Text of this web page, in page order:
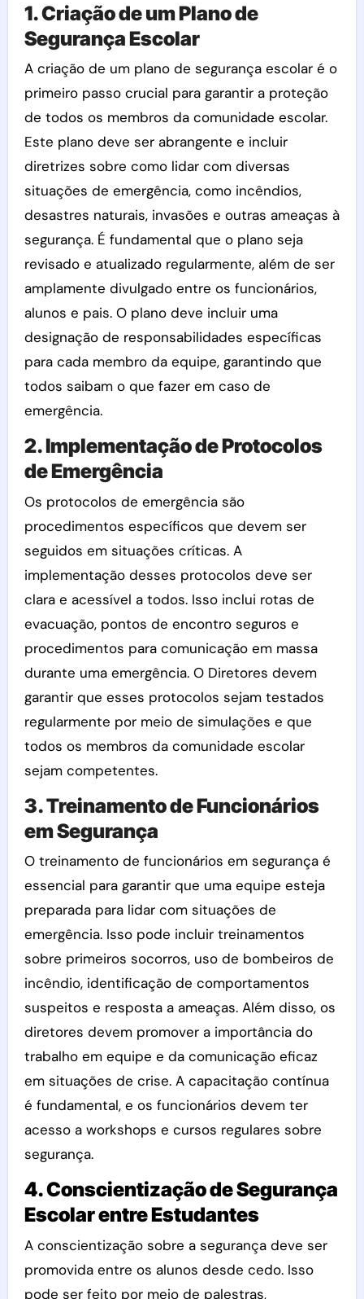
1. Criação de um Plano de
Segurança Escolar
A criação de um plano de segurança escolar é o
primeiro passo crucial para garantir a proteção
de todos os membros da comunidade escolar.
Este plano deve ser abrangente e incluir
diretrizes sobre como lidar com diversas
situações de emergência, como incêndios,
desastres naturais, invasões e outras ameaças à
segurança. É fundamental que o plano seja
revisado e atualizado regularmente, além de ser
amplamente divulgado entre os funcionários,
alunos e pais. O plano deve incluir uma
designação de responsabilidades específicas
para cada membro da equipe, garantindo que
todos saibam o que fazer em caso de
emergência.
2. Implementação de Protocolos
de Emergência
Os protocolos de emergência são
procedimentos específicos que devem ser
seguidos em situações críticas. A
implementação desses protocolos deve ser
clara e acessível a todos. Isso inclui rotas de
evacuação, pontos de encontro seguros e
procedimentos para comunicação em massa
durante uma emergência. O Diretores devem
garantir que esses protocolos sejam testados
regularmente por meio de simulações e que
todos os membros da comunidade escolar
sejam competentes.
3. Treinamento de Funcionários
em Segurança
O treinamento de funcionários em segurança é
essencial para garantir que uma equipe esteja
preparada para lidar com situações de
emergência. Isso pode incluir treinamentos
sobre primeiros socorros, uso de bombeiros de
incêndio, identificação de comportamentos
suspeitos e resposta a ameaças. Além disso, os
diretores devem promover a importância do
trabalho em equipe e da comunicação eficaz
em situações de crise. A capacitação contínua
é fundamental, e os funcionários devem ter
acesso a workshops e cursos regulares sobre
segurança.
4. Conscientização de Segurança
Escolar entre Estudantes
A conscientização sobre a segurança deve ser
promovida entre os alunos desde cedo. Isso
pode ser feito por meio de palestras,